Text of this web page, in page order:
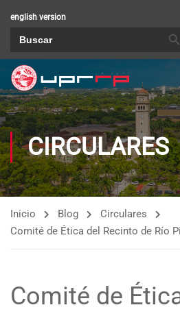
english version
CIRCULARES
Inicio Blog
Circulares
Comité de Ética del Recinto de Río
Comité de